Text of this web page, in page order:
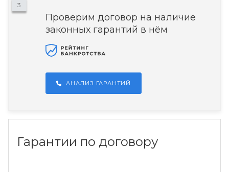
3
Проверим договор на наличие
законных гарантий в нём
АНАЛИЗ ГАРАНТИЙ
Гарантии по договору